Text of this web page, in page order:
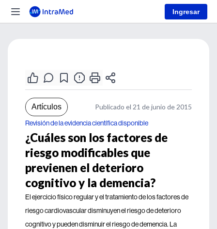
Ingresar
Artículos Publicado el 21 de junio de 2015
Revisión de la evidencia científica disponible
¿Cuáles son los factores de
riesgo modificables que
previenen el deterioro
cognitivo y la demencia?
El ejercicio físico regular y el tratamiento de los factores de
riesgo cardiovascular disminuyen el riesgo de deterioro
cognitivo y pueden disminuir el riesgo de demencia. La